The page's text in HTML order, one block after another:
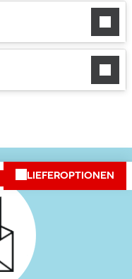
LIEFEROPTIONEN